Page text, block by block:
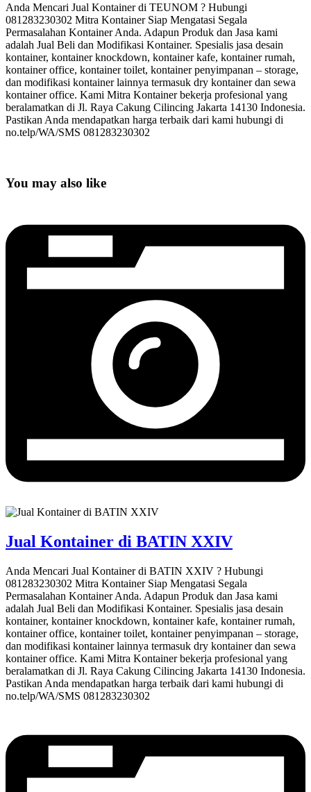
Anda Mencari Jual Kontainer di TEUNOM ? Hubungi
081283230302 Mitra Kontainer Siap Mengatasi Segala
Permasalahan Kontainer Anda. Adapun Produk dan Jasa kami
adalah Jual Beli dan Modifikasi Kontainer. Spesialis jasa desain
kontainer, kontainer knockdown, kontainer kafe, kontainer rumah,
kontainer office, kontainer toilet, kontainer penyimpanan – storage,
dan modifikasi kontainer lainnya termasuk dry kontainer dan sewa
kontainer office. Kami Mitra Kontainer bekerja profesional yang
beralamatkan di Jl. Raya Cakung Cilincing Jakarta 14130 Indonesia.
Pastikan Anda mendapatkan harga terbaik dari kami hubungi di
no.telp/WA/SMS 081283230302
You may also like
Jual Kontainer di BATIN XXIV
Anda Mencari Jual Kontainer di BATIN XXIV ? Hubungi
081283230302 Mitra Kontainer Siap Mengatasi Segala
Permasalahan Kontainer Anda. Adapun Produk dan Jasa kami
adalah Jual Beli dan Modifikasi Kontainer. Spesialis jasa desain
kontainer, kontainer knockdown, kontainer kafe, kontainer rumah,
kontainer office, kontainer toilet, kontainer penyimpanan – storage,
dan modifikasi kontainer lainnya termasuk dry kontainer dan sewa
kontainer office. Kami Mitra Kontainer bekerja profesional yang
beralamatkan di Jl. Raya Cakung Cilincing Jakarta 14130 Indonesia.
Pastikan Anda mendapatkan harga terbaik dari kami hubungi di
no.telp/WA/SMS 081283230302